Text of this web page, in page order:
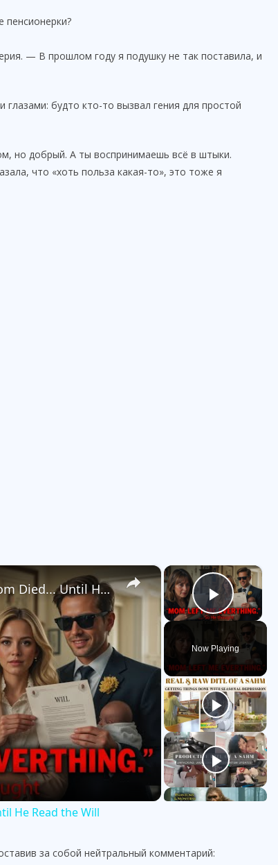
— В прошлом году я подушку не так поставила, и
будто кто-то вызвал гения для простой
но добрый. А ты воспринимаешь всё в штыки.
что «хоть польза какая-то», это тоже я
×
Play
Now Playing
×
My Brother Took Everything After Mom Died... Until He Read the Will
He Read the Will
за собой нейтральный комментарий: